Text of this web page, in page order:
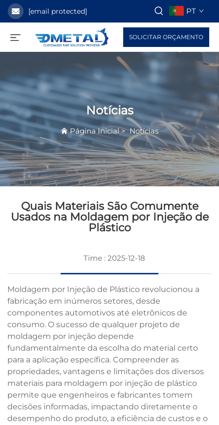
[email protected] PT
SOLICITAR ORÇAMENTO
Notícias
Página Inicial>Notícias
Quais Materiais São Comumente
Usados na Moldagem por Injeção de
Plástico
Time : 2025-12-18
Moldagem por Injeção de Plástico revolucionou a
fabricação em inúmeros setores, desde
componentes automotivos até eletrônicos de
consumo. O sucesso de qualquer projeto de
moldagem por injeção depende
fundamentalmente da escolha do material certo
para a aplicação específica. Compreender as
propriedades, vantagens e limitações dos diversos
materiais para moldagem por injeção de plástico
permite que engenheiros e fabricantes tomem
decisões informadas, impactando diretamente o
desempenho do produto, a eficiência de custos e o